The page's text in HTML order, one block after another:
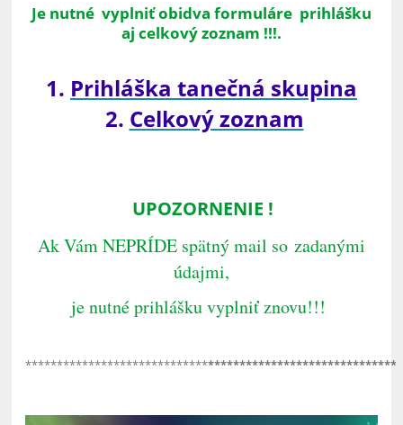
Je nutné vyplniť obidva formuláre prihlášku
aj celkový zoznam !!!.
1. Prihláška tanečná skupina
2. Celkový zoznam
UPOZORNENIE !
Ak Vám NEPRÍDE spätný mail so zadanými
údajmi,
je nutné prihlášku vyplniť znovu!!!
*****************************